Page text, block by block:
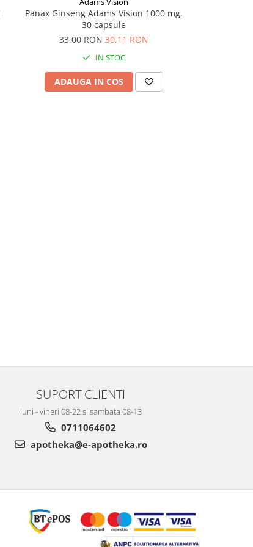
Panax Ginseng Adams Vision 1000 mg,
30 capsule
33,00 RON30,11 RON
IN STOC
ADAUGA IN COS
SUPORT CLIENTI
luni - vineri 08-22 si sambata 08-13
0711064602
apotheka@e-apotheka.ro